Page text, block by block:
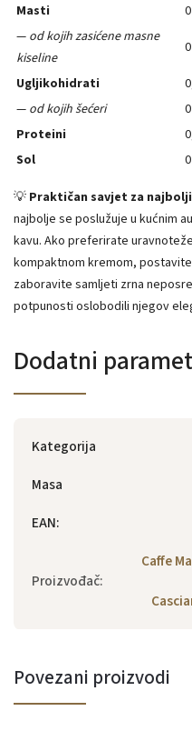
Masti
— od kojih zasićene masne
kiseline
Ugljikohidrati
— od kojih šećeri
Proteini
Sol
💡 Praktičan savjet za
najbolje se poslužuje u kućnim
kavu. Ako preferirate
kompaktnom kremom,
zaboravite samljeti zrna
potpunosti oslobodili njegov
Dodatni
Kategorija
Masa
EAN:
Proizvođač:
Caffe
Povezani proizvodi